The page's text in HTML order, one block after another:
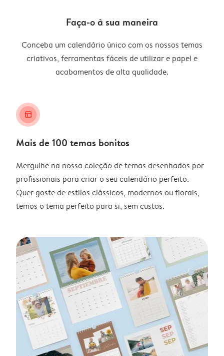
Faça-o à sua maneira
Conceba um calendário único com os nossos temas
criativos, ferramentas fáceis de utilizar e papel e
acabamentos de alta qualidade.
layout_alt
Mais de 100 temas bonitos
Mergulhe na nossa coleção de temas desenhados por
profissionais para criar o seu calendário perfeito.
Quer goste de estilos clássicos, modernos ou florais,
temos o tema perfeito para si, sem custos.